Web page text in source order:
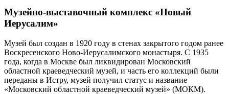
Музейно-выставочный комплекс «Новый
Иерусалим»
Музей был создан в 1920 году в стенах закрытого годом ранее
Воскресенского Ново-Иерусалимского монастыря. С 1935
года, когда в Москве был ликвидирован Московский
областной краеведческий музей, и часть его коллекций были
переданы в Истру, музей получил статус и название
«Московский областной краеведческий музей» (МОКМ).